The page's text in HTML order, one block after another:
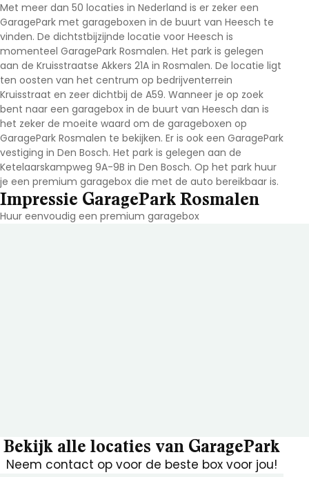
Met meer dan 50 locaties in Nederland is er zeker een
GaragePark met garageboxen in de buurt van Heesch te
vinden. De dichtstbijzijnde locatie voor Heesch is
momenteel GaragePark Rosmalen. Het park is gelegen
aan de Kruisstraatse Akkers 21A in Rosmalen. De locatie ligt
ten oosten van het centrum op bedrijventerrein
Kruisstraat en zeer dichtbij de A59. Wanneer je op zoek
bent naar een garagebox in de buurt van Heesch dan is
het zeker de moeite waard om de garageboxen op
GaragePark Rosmalen te bekijken. Er is ook een GaragePark
vestiging in Den Bosch. Het park is gelegen aan de
Ketelaarskampweg 9A-9B in Den Bosch. Op het park huur
je een premium garagebox die met de auto bereikbaar is.
Impressie GaragePark Rosmalen
Huur eenvoudig een premium garagebox
Bekijk alle locaties van GaragePark
Neem contact op voor de beste box voor jou!